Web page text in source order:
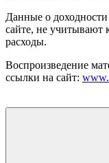
Данные о
сайте, не учитывают
расходы.
Воспроизведение
ссылки на сайт: